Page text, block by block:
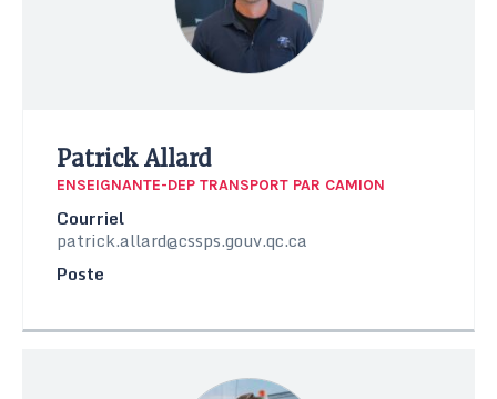
Patrick Allard
ENSEIGNANTE-DEP TRANSPORT PAR CAMION
Courriel
patrick.allard@cssps.gouv.qc.ca
Poste